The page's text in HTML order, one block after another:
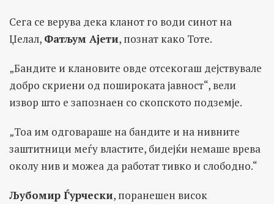
Сега се верува дека кланот го води синот на
Џелал, Фатљум Ајети, познат како Тоте.
„Бандите и клановите овде отсекогаш дејствувале
добро скриени од пошироката јавност“, вели
извор што е запознаен со скопското подземје.
„Тоа им одговараше на бандите и на нивните
заштитници меѓу властите, бидејќи немаше врева
околу нив и можеа да работат тивко и слободно.“
Љубомир Ѓурчески, поранешен висок